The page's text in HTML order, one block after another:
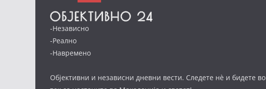
-Независно
-Реално
-Навремено
Објективни и независни дневни вести. Следете нè и бидете во